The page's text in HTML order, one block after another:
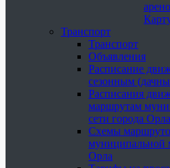
Транспорт
Транспорт
Объявления
Расписание
сезонным
Расписания
маршрутам
сети города Орла
Схемы
муниципальной
Орла